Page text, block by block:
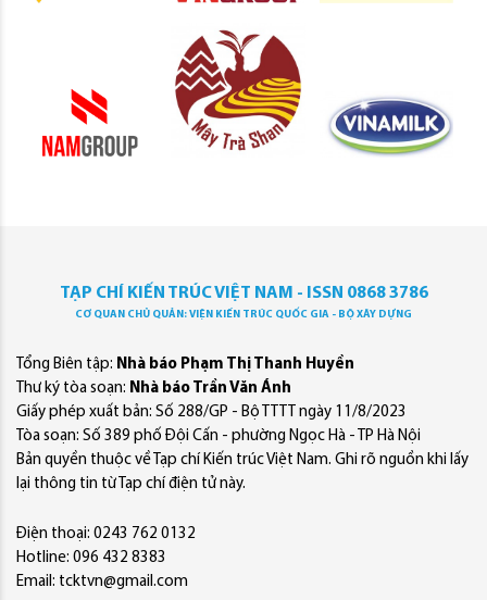
TẠP CHÍ KIẾN TRÚC VIỆT NAM - ISSN 0868 3786
CƠ QUAN CHỦ QUẢN: VIỆN KIẾN TRÚC QUỐC GIA - BỘ XÂY DỰNG
Tổng Biên tập: Nhà báo Phạm Thị Thanh Huyền
Thư ký tòa soạn: Nhà báo Trần Văn Ánh
Giấy phép xuất bản: Số 288/GP - Bộ TTTT ngày 11/8/2023
Tòa soạn: Số 389 phố Đội Cấn - phường Ngọc Hà - TP Hà Nội
Bản quyền thuộc về Tạp chí Kiến trúc Việt Nam. Ghi rõ nguồn khi lấy
lại thông tin từ Tạp chí điện tử này.
Điện thoại: 0243 762 0132
Hotline: 096 432 8383
Email: tcktvn@gmail.com